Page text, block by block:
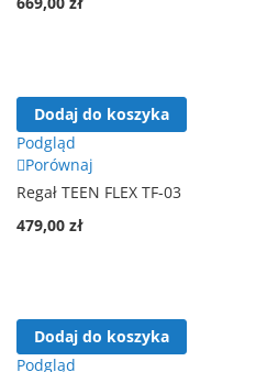
Dodaj do koszyka
Podgląd
Porównaj
Regał TEEN FLEX TF-03
479,00 zł
Dodaj do koszyka
Podgląd